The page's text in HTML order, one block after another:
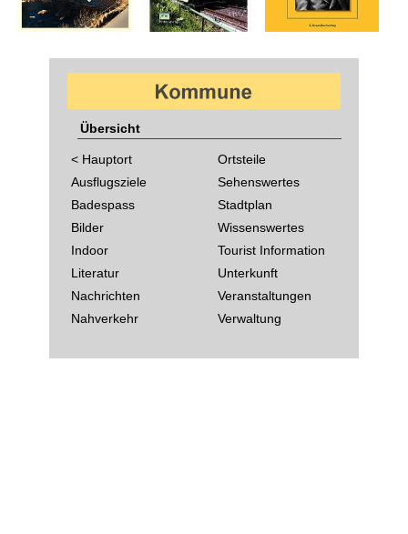
Übersicht
< Hauptort
Ausflugsziele
Badespass
Bilder
Indoor
Literatur
Nachrichten
Nahverkehr
Ortsteile
Sehenswertes
Stadtplan
Wissenswertes
Tourist Information
Unterkunft
Veranstaltungen
Verwaltung